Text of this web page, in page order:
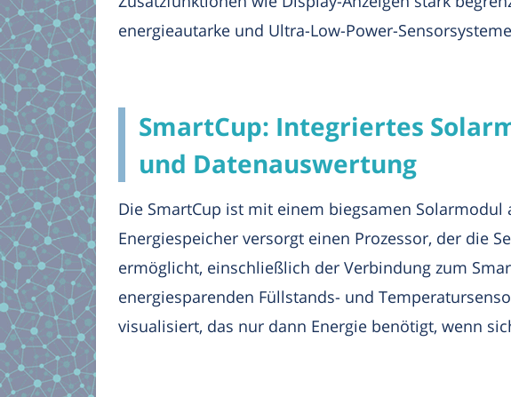
energieautarke und Ultra-Low-Power-
SmartCup: Integriertes
und Datenauswertung
Die SmartCup ist mit einem biegsamen
Energiespeicher versorgt einen Prozessor, der die
ermöglicht, einschließlich der Verbindung zum
energiesparenden Füllstands- und
visualisiert, das nur dann Energie benötigt, wenn